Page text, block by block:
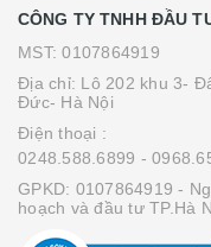
CÔNG TY TNHH ĐẦU
MST: 0107864919
Địa chỉ: Lô 202 khu 3-
Đức- Hà Nội
Điện thoại :
0248.588.6899 -
GPKD: 0107864919 -
hoạch và đầu tư TP.Hà